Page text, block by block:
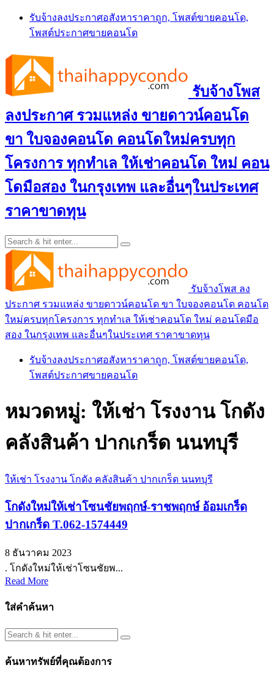
Skip
content
รับจ้างลงประกาศอสังหาราคาถูก, โพสต์ขายคอนโด,
โพสต์ประกาศขายคอนโด
รับจ้างโพส
ลงประกาศ รวมแหล่ง ขายดาวน์คอนโด
ขา ใบจองคอนโด คอนโดใหม่ครบทุก
โครงการ ทุกทำเล ให้เช่าคอนโด ใหม่ คอน
โดมือสอง ในกรุงเทพ และอื่นๆในประเทศ
ราคาขาดทุน
รับจ้างโพส ลง
ประกาศ รวมแหล่ง ขายดาวน์คอนโด ขา ใบจองคอนโด คอนโด
ใหม่ครบทุกโครงการ ทุกทำเล ให้เช่าคอนโด ใหม่ คอนโดมือ
สอง ในกรุงเทพ และอื่นๆในประเทศ ราคาขาดทุน
รับจ้างลงประกาศอสังหาราคาถูก, โพสต์ขายคอนโด,
โพสต์ประกาศขายคอนโด
หมวดหมู่: ให้เช่า โรงงาน โกดัง
คลังสินค้า ปากเกร็ด นนทบุรี
ให้เช่า โรงงาน โกดัง คลังสินค้า ปากเกร็ด นนทบุรี
โกดังใหม่ให้เช่าโซนชัยพฤกษ์-ราชพฤกษ์ อ้อมเกร็ด
ปากเกร็ด T.062-1574449
8 ธันวาคม 2023
. โกดังใหม่ให้เช่าโซนชัยพ...
Read More
ใส่คำค้นหา
ค้นหาทรัพย์ที่คุณต้องการ